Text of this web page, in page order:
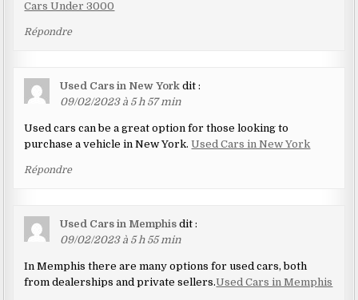
Cars Under 3000
Répondre
Used Cars in New York dit :
09/02/2023 à 5 h 57 min
Used cars can be a great option for those looking to
purchase a vehicle in New York.Used Cars in New York
Répondre
Used Cars in Memphis dit :
09/02/2023 à 5 h 55 min
In Memphis there are many options for used cars, both
from dealerships and private sellers.Used Cars in Memphis